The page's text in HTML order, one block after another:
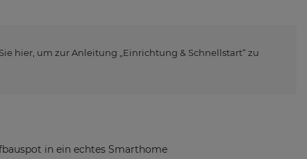
hier, um zur Anleitung „Einrichtung & Schnellstart“ zu
in ein echtes Smarthome